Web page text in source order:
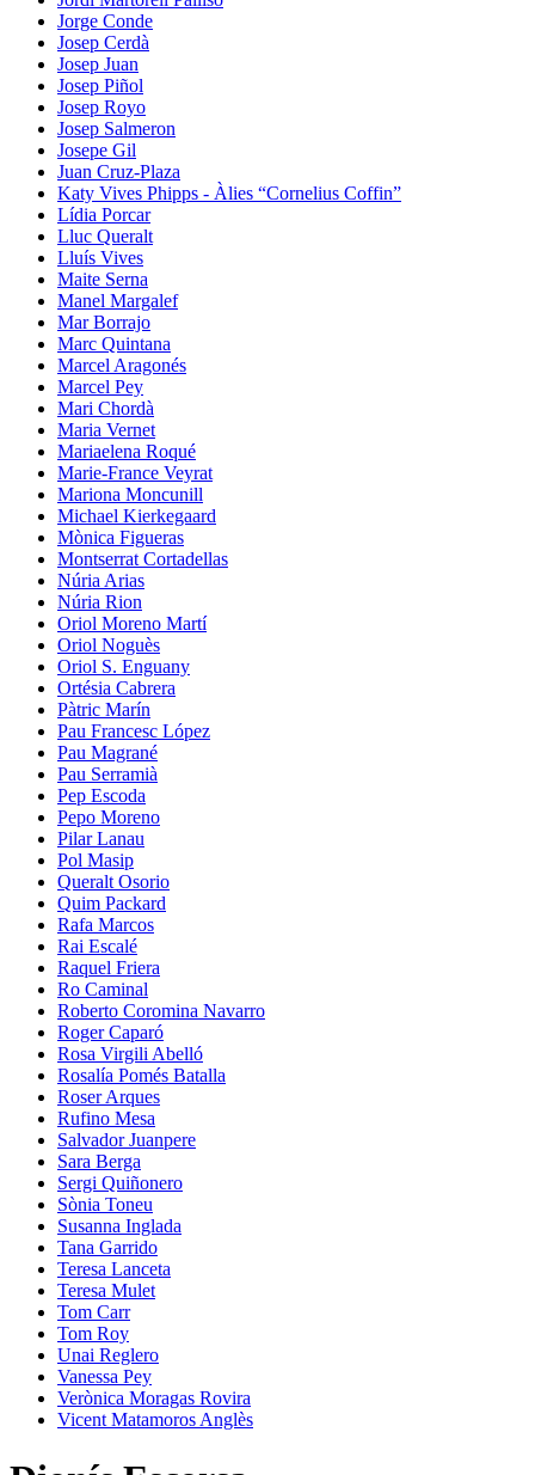
Jorge Conde
Josep Cerdà
Josep Juan
Josep Piñol
Josep Royo
Josep Salmeron
Josepe Gil
Juan Cruz-Plaza
Katy Vives Phipps - Àlies “Cornelius Coffin”
Lídia Porcar
Lluc Queralt
Lluís Vives
Maite Serna
Manel Margalef
Mar Borrajo
Marc Quintana
Marcel Aragonés
Marcel Pey
Mari Chordà
Maria Vernet
Mariaelena Roqué
Marie-France Veyrat
Mariona Moncunill
Michael Kierkegaard
Mònica Figueras
Montserrat Cortadellas
Núria Arias
Núria Rion
Oriol Moreno Martí
Oriol Noguès
Oriol S. Enguany
Ortésia Cabrera
Pàtric Marín
Pau Francesc López
Pau Magrané
Pau Serramià
Pep Escoda
Pepo Moreno
Pilar Lanau
Pol Masip
Queralt Osorio
Quim Packard
Rafa Marcos
Rai Escalé
Raquel Friera
Ro Caminal
Roberto Coromina Navarro
Roger Caparó
Rosa Virgili Abelló
Rosalía Pomés Batalla
Roser Arques
Rufino Mesa
Salvador Juanpere
Sara Berga
Sergi Quiñonero
Sònia Toneu
Susanna Inglada
Tana Garrido
Teresa Lanceta
Teresa Mulet
Tom Carr
Tom Roy
Unai Reglero
Vanessa Pey
Verònica Moragas Rovira
Vicent Matamoros Anglès